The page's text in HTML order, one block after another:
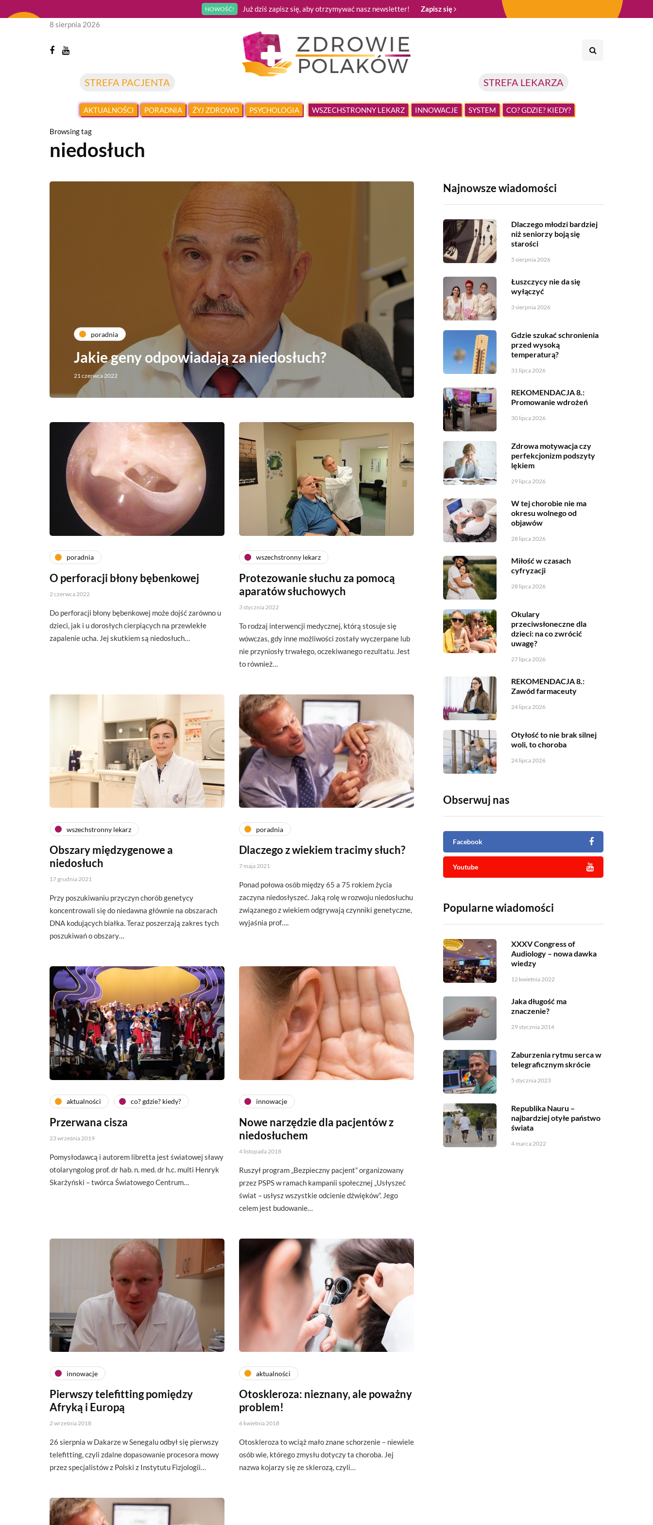
NOWOŚĆ! Już dziś zapisz się, aby otrzymywać nasz newsletter! Zapisz się
STREFA PACJENTA STREFA LEKARZA
8 sierpnia 2026
AKTUALNOŚCI PORADNIA ŻYJ ZDROWO PSYCHOLOGIA WSZECHSTRONNY LEKARZ INNOWACJE SYSTEM CO? GDZIE? KIEDY?
Browsing tag
niedosłuch
poradnia
Jakie geny odpowiadają za niedosłuch?
21 czerwca 2022
poradnia
O perforacji błony bębenkowej
2 czerwca 2022
Do perforacji błony bębenkowej może dojść zarówno u
dzieci, jak i u dorosłych cierpiących na przewlekłe
zapalenie ucha. Jej skutkiem są niedosłuch…
wszechstronny lekarz
Protezowanie słuchu za pomocą
aparatów słuchowych
3 stycznia 2022
To rodzaj interwencji medycznej, którą stosuje się
wówczas, gdy inne możliwości zostały wyczerpane lub
nie przyniosły trwałego, oczekiwanego rezultatu. Jest
to również…
wszechstronny lekarz
Obszary międzygenowe a
niedosłuch
17 grudnia 2021
Przy poszukiwaniu przyczyn chorób genetycy
koncentrowali się do niedawna głównie na obszarach
DNA kodujących białka. Teraz poszerzają zakres tych
poszukiwań o obszary…
poradnia
Dlaczego z wiekiem tracimy słuch?
7 maja 2021
Ponad połowa osób między 65 a 75 rokiem życia
zaczyna niedosłyszeć. Jaką rolę w rozwoju niedosłuchu
związanego z wiekiem odgrywają czynniki genetyczne,
wyjaśnia prof….
aktualności co? gdzie? kiedy?
Przerwana cisza
23 września 2019
Pomysłodawcą i autorem libretta jest światowej sławy
otolaryngolog prof. dr hab. n. med. dr h.c. multi Henryk
Skarżyński – twórca Światowego Centrum…
innowacje
Nowe narzędzie dla pacjentów z
niedosłuchem
4 listopada 2018
Ruszył program „Bezpieczny pacjent” organizowany
przez PSPS w ramach kampanii społecznej „Usłyszeć
świat – usłysz wszystkie odcienie dźwięków”. Jego
celem jest budowanie…
innowacje
Pierwszy telefitting pomiędzy
Afryką i Europą
2 września 2018
26 sierpnia w Dakarze w Senegalu odbył się pierwszy
telefitting, czyli zdalne dopasowanie procesora mowy
przez specjalistów z Polski z Instytutu Fizjologii…
aktualności
Otoskleroza: nieznany, ale poważny
problem!
6 kwietnia 2018
Otoskleroza to wciąż mało znane schorzenie – niewiele
osób wie, którego zmysłu dotyczy ta choroba. Jej
nazwa kojarzy się ze sklerozą, czyli…
Najnowsze wiadomości
Dlaczego młodzi bardziej
niż seniorzy boją się
starości
5 sierpnia 2026
Łuszczycy nie da się
wyłączyć
3 sierpnia 2026
Gdzie szukać schronienia
przed wysoką
temperaturą?
31 lipca 2026
REKOMENDACJA 8.:
Promowanie wdrożeń
30 lipca 2026
Zdrowa motywacja czy
perfekcjonizm podszyty
lękiem
29 lipca 2026
W tej chorobie nie ma
okresu wolnego od
objawów
28 lipca 2026
Miłość w czasach
cyfryzacji
28 lipca 2026
Okulary
przeciwsłoneczne dla
dzieci: na co zwrócić
uwagę?
27 lipca 2026
REKOMENDACJA 8.:
Zawód farmaceuty
24 lipca 2026
Otyłość to nie brak silnej
woli, to choroba
24 lipca 2026
Obserwuj nas
Facebook
Youtube
Popularne wiadomości
XXXV Congress of
Audiology – nowa dawka
wiedzy
12 kwietnia 2022
Jaka długość ma
znaczenie?
29 stycznia 2014
Zaburzenia rytmu serca w
telegraficznym skrócie
5 stycznia 2023
Republika Nauru –
najbardziej otyłe państwo
świata
4 marca 2022